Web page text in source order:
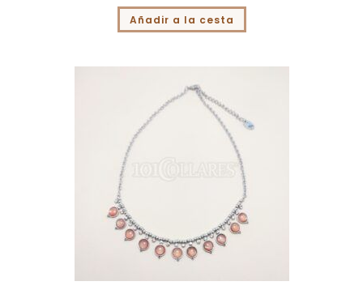
Añadir a la cesta